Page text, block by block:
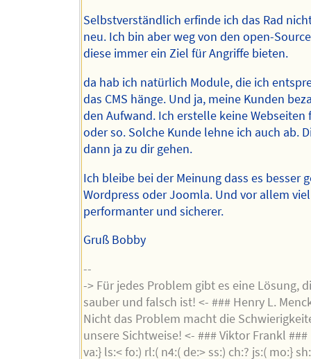
Selbstverständlich erfinde ich das Rad
neu. Ich bin aber weg von den open-
diese immer ein Ziel für Angriffe bieten.
da hab ich natürlich Module, die ich
das CMS hänge. Und ja, meine Kunden
den Aufwand. Ich erstelle keine Webseiten
oder so. Solche Kunde lehne ich auch ab.
dann ja zu dir gehen.
Ich bleibe bei der Meinung dass es besser
Wordpress oder Joomla. Und vor allem viel
performanter und sicherer.
Gruß Bobby
--
-> Für jedes Problem gibt es eine Lösung,
sauber und falsch ist! <- ### Henry L.
Nicht das Problem macht die
unsere Sichtweise! <- ### Viktor Frankl ###
va:} ls:< fo:) rl:( n4:( de:> ss:) ch:? js:( mo:}